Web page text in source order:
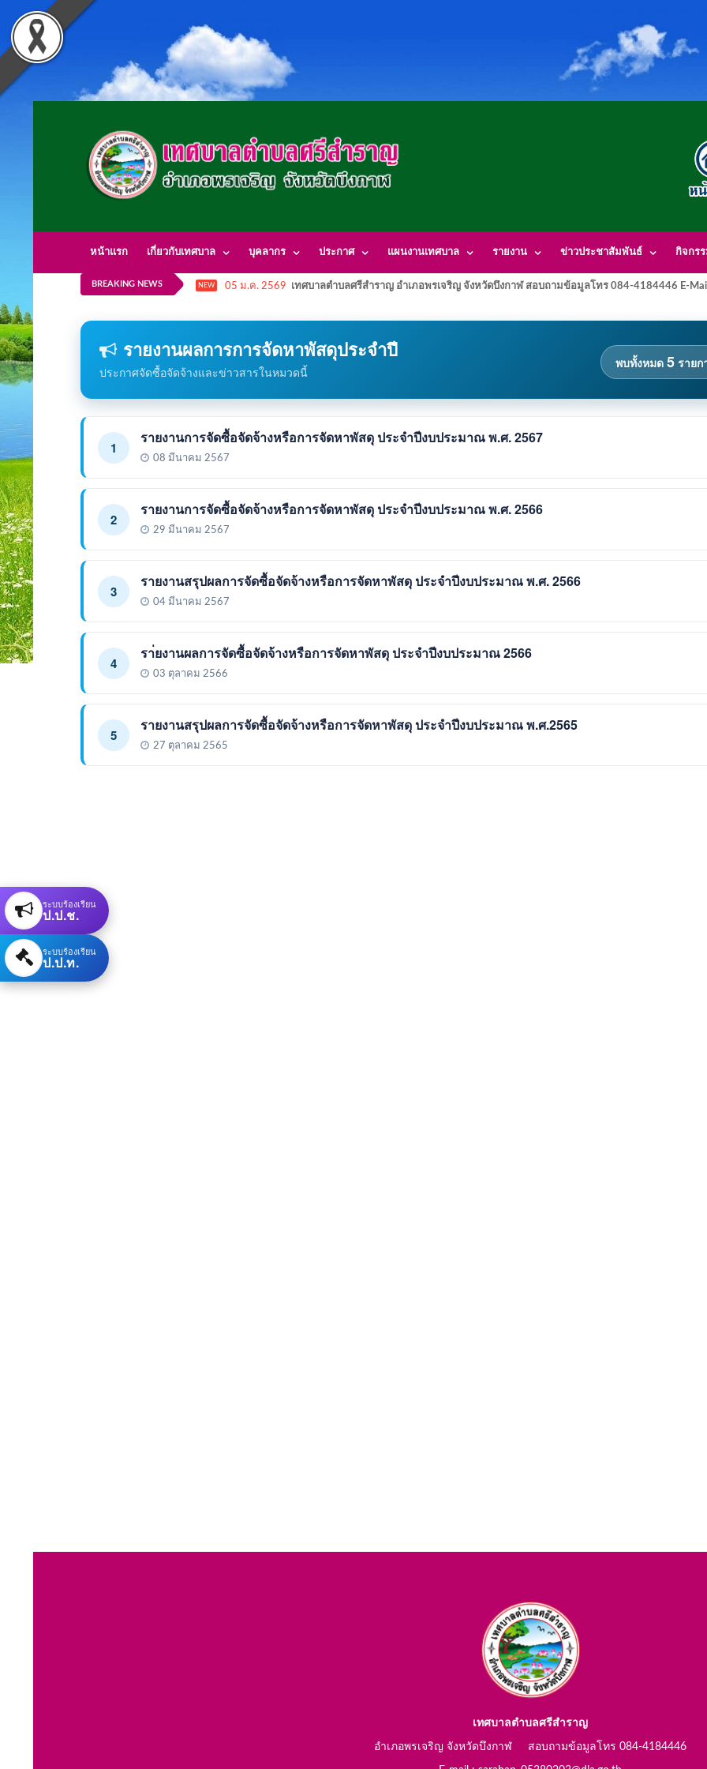
หน้าแรก เกี่ยวกับเทศบาล บุคลากร ประกาศ แผนงานเทศบาล รายงาน ข่าวประชาสัมพันธ์ กิจกรร
BREAKING NEWS NEW 05 ม.ค. 2569 เทศบาลตำบลศรีสำราญ อำเภอพรเจริญ จังหวัดบึงกาฬ สอบถามข้อมูลโทร 084-4184446 E-
รายงานผลการการจัดหาพัสดุประจำปี
ประกาศจัดซื้อจัดจ้างและข่าวสารในหมวดนี้
พบทั้งหมด 5รายก
1
รายงานการจัดซื้อจัดจ้างหรือการจัดหาพัสดุ ประจำปีงบประมาณ พ.ศ. 2567
08 มีนาคม 2567
2
รายงานการจัดซื้อจัดจ้างหรือการจัดหาพัสดุ ประจำปีงบประมาณ พ.ศ. 2566
29 มีนาคม 2567
3
รายงานสรุปผลการจัดซื้อจัดจ้างหรือการจัดหาพัสดุ ประจำปีงบประมาณ พ.ศ. 2566
04 มีนาคม 2567
4
รา่ยงานผลการจัดซื้อจัดจ้างหรือการจัดหาพัสดุ ประจำปีงบประมาณ 2566
03 ตุลาคม 2566
5
รายงานสรุปผลการจัดซื้อจัดจ้างหรือการจัดหาพัสดุ ประจำปีงบประมาณ พ.ศ.2565
27 ตุลาคม 2565
ระบบร้องเรียน
ป.ป.ช.
ระบบร้องเรียน
ป.ป.ท.
เทศบาลตำบลศรีสำราญ
อำเภอพรเจริญ จังหวัดบึงกาฬ สอบถามข้อมูลโทร 084-4184446